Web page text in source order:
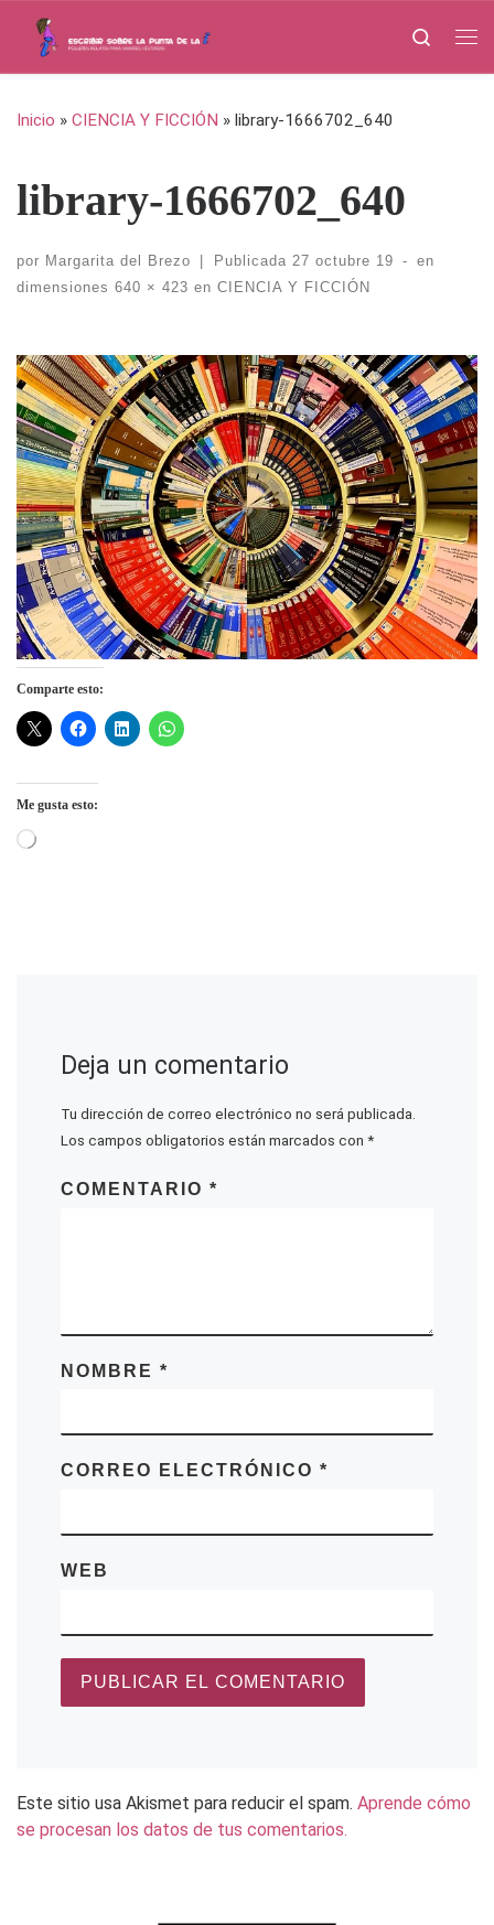
Saltar al contenido
Search
Inicio » CIENCIA Y FICCIÓN » library-1666702_640
library-1666702_640
por Margarita del Brezo Publicada 27 octubre 19 -
en
dimensiones 640 × 423 en CIENCIA Y FICCIÓN
Navegación de imágenes
Comparte esto:
Me gusta esto:
Cargando...
Deja un comentario
Tu dirección de correo electrónico no será publicada.
Los campos obligatorios están marcados con *
COMENTARIO *
NOMBRE *
CORREO ELECTRÓNICO *
WEB
Este sitio usa Akismet para reducir el spam. Aprende cómo
se procesan los datos de tus comentarios.